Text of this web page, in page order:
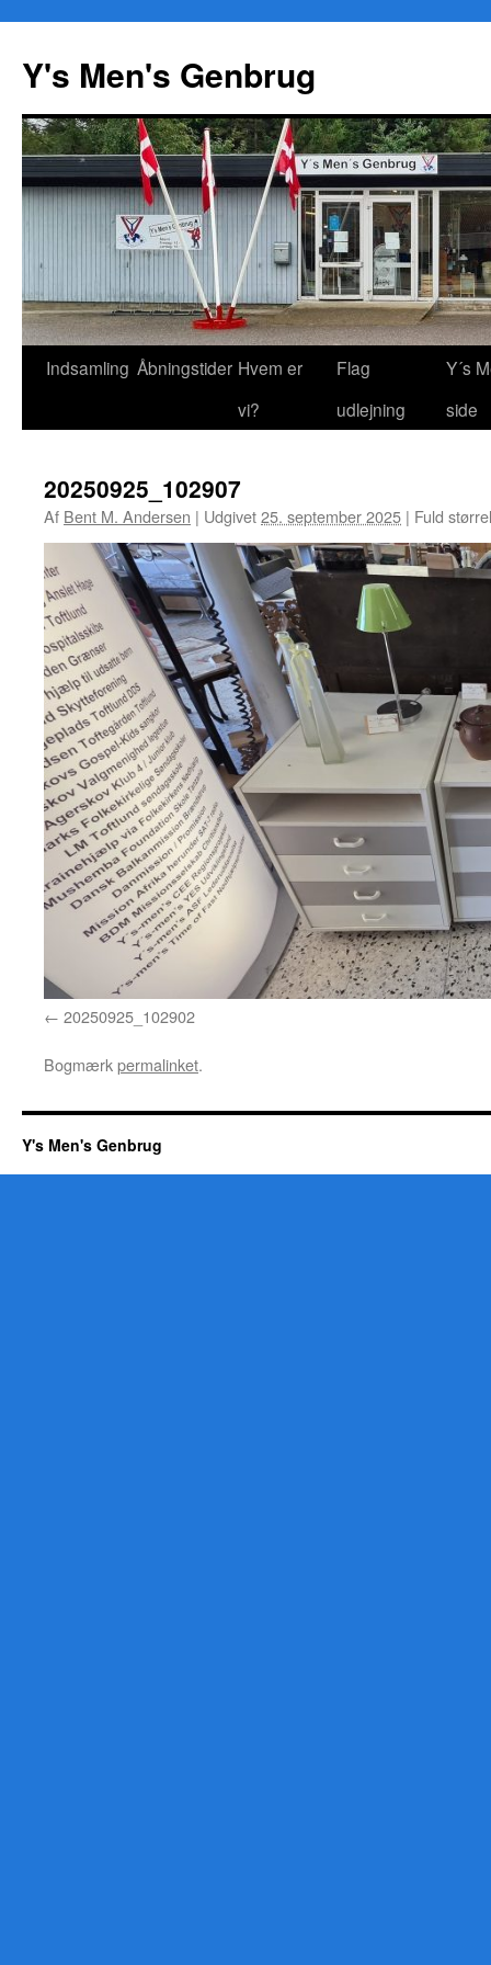
Y's Men's Genbrug
Hop
Indsamling Åbningstider Hvem er
vi?
Flag
udlejning
Y´s
side
20250925_102907
Af Bent M. Andersen | Udgivet25. september 2025 | Fuld
20250925_102902
Bogmærkpermalinket.
Y's Men's Genbrug